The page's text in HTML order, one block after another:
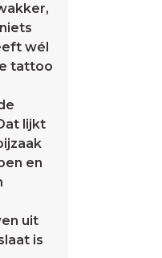
wél
tattoo
lijkt
en
uit
is